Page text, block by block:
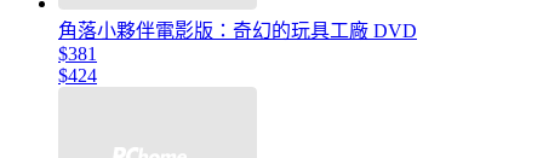
角落小夥伴電影版：奇幻的玩具工廠 DVD
$381
$424